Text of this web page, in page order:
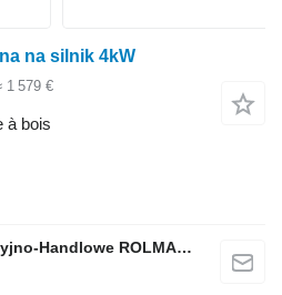
na silnik 4kW
1 579 €
à bois
Przedsiębiorstwo Produkcyjno-Handlowe ROLMAPOL Marcin Dziekan